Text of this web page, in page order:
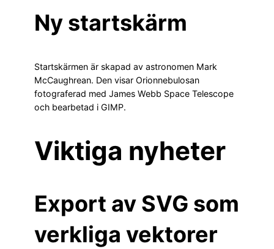
Ny startskärm
Startskärmen är skapad av astronomen Mark
McCaughrean. Den visar Orionnebulosan
fotograferad med James Webb Space Telescope
och bearbetad i GIMP.
Viktiga nyheter
Export av SVG som
verkliga vektorer